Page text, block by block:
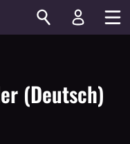
(Deutsch)